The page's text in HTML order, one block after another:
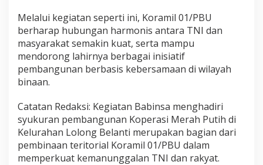
Melalui kegiatan seperti ini, Koramil 01/PBU
berharap hubungan harmonis antara TNI dan
masyarakat semakin kuat, serta mampu
mendorong lahirnya berbagai inisiatif
pembangunan berbasis kebersamaan di wilayah
binaan.
Catatan Redaksi: Kegiatan Babinsa menghadiri
syukuran pembangunan Koperasi Merah Putih di
Kelurahan Lolong Belanti merupakan bagian dari
pembinaan teritorial Koramil 01/PBU dalam
memperkuat kemanunggalan TNI dan rakyat.